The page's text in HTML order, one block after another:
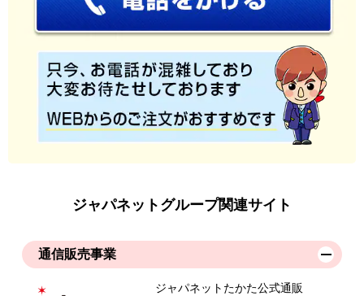
ジャパネットグループ関連サイト
通信販売事業
ジャパネットたかた公式通販